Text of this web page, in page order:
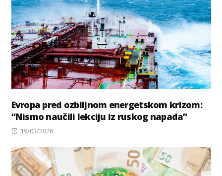
Evropa pred ozbiljnom energetskom krizom:
“Nismo naučili lekciju iz ruskog napada”
Posted
19/03/2026